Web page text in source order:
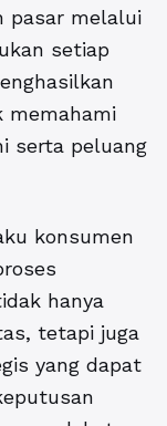
pasar melalui
setiap
memahami
serta peluang
konsumen
hanya
tetapi juga
yang dapat